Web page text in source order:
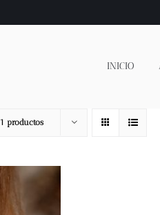
INICIO
1 productos